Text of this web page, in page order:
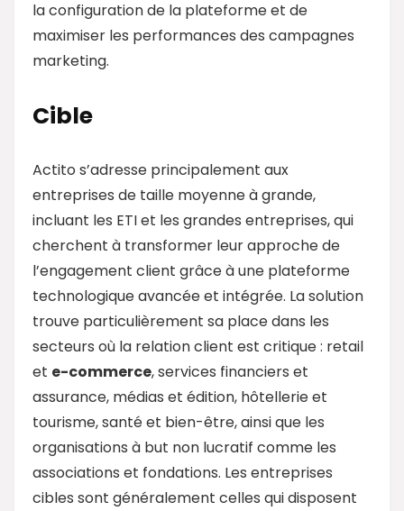
la configuration de la plateforme et de
maximiser les performances des campagnes
marketing.
Cible
Actito s’adresse principalement aux
entreprises de taille moyenne à grande,
incluant les ETI et les grandes entreprises, qui
cherchent à transformer leur approche de
l’engagement client grâce à une plateforme
technologique avancée et intégrée. La solution
trouve particulièrement sa place dans les
secteurs où la relation client est critique : retail
et e-commerce, services financiers et
assurance, médias et édition, hôtellerie et
tourisme, santé et bien-être, ainsi que les
organisations à but non lucratif comme les
associations et fondations. Les entreprises
cibles sont généralement celles qui disposent